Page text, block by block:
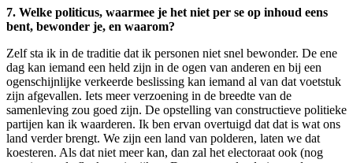
7. Welke politicus, waarmee je het niet per se op inhoud eens
bent, bewonder je, en waarom?
Zelf sta ik in de traditie dat ik personen niet snel bewonder. De ene
dag kan iemand een held zijn in de ogen van anderen en bij een
ogenschijnlijke verkeerde beslissing kan iemand al van dat voetstuk
zijn afgevallen. Iets meer verzoening in de breedte van de
samenleving zou goed zijn. De opstelling van constructieve politieke
partijen kan ik waarderen. Ik ben ervan overtuigd dat dat is wat ons
land verder brengt. We zijn een land van polderen, laten we dat
koesteren. Als dat niet meer kan, dan zal het electoraat ook (nog